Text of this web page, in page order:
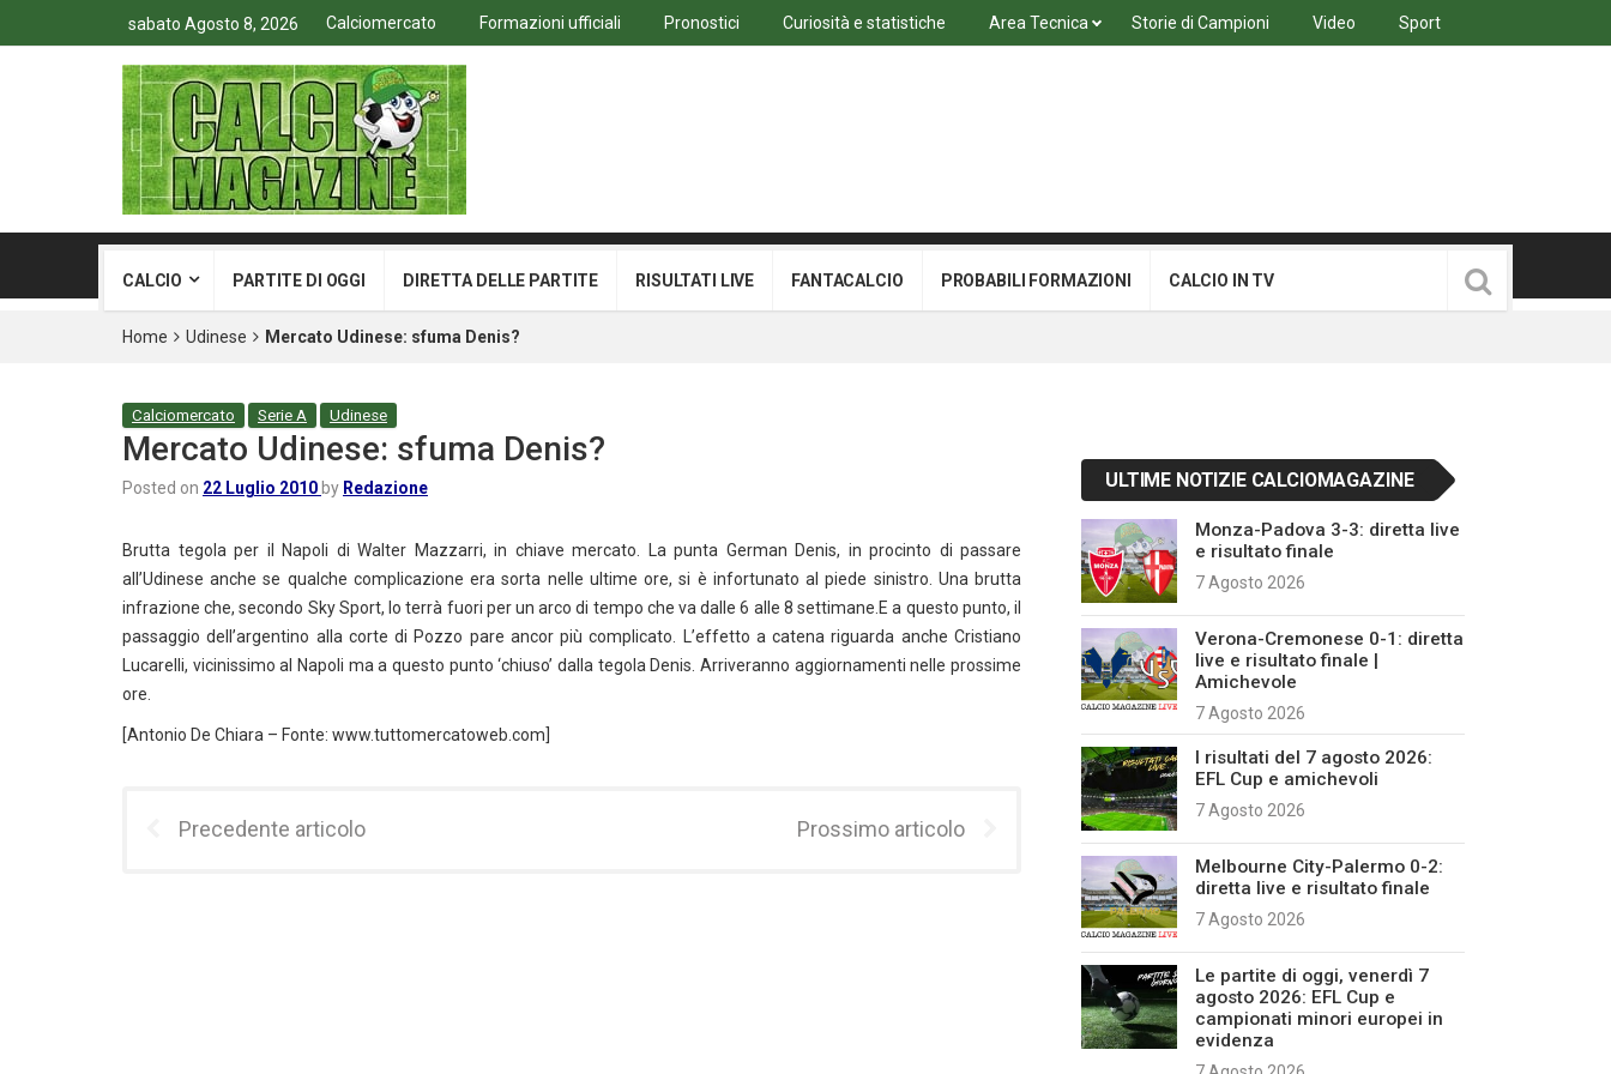
sabato Agosto 8, 2026 Calciomercato Formazioni ufficiali Pronostici Curiosità e statistiche Area Tecnica Storie di Campioni Video Sport
CALCIO PARTITE DI OGGI DIRETTA DELLE PARTITE RISULTATI LIVE FANTACALCIO PROBABILI FORMAZIONI CALCIO IN TV
Home Udinese Mercato Udinese: sfuma Denis?
Calciomercato Serie A Udinese
Mercato Udinese: sfuma Denis?
Posted on 22 Luglio 2010 by Redazione
Brutta tegola per il Napoli di Walter Mazzarri, in chiave mercato. La punta German Denis, in procinto di passare
all’Udinese anche se qualche complicazione era sorta nelle ultime ore, si è infortunato al piede sinistro. Una brutta
infrazione che, secondo Sky Sport, lo terrà fuori per un arco di tempo che va dalle 6 alle 8 settimane.E a questo punto, il
passaggio dell’argentino alla corte di Pozzo pare ancor più complicato. L’effetto a catena riguarda anche Cristiano
Lucarelli, vicinissimo al Napoli ma a questo punto ‘chiuso’ dalla tegola Denis. Arriveranno aggiornamenti nelle prossime
ore.
[Antonio De Chiara – Fonte: www.tuttomercatoweb.com]
Precedente articolo Prossimo articolo
ULTIME NOTIZIE CALCIOMAGAZINE
Monza-Padova 3-3: diretta live
e risultato finale
7 Agosto 2026
Verona-Cremonese 0-1: diretta
live e risultato finale |
Amichevole
7 Agosto 2026
I risultati del 7 agosto 2026:
EFL Cup e amichevoli
7 Agosto 2026
Melbourne City-Palermo 0-2:
diretta live e risultato finale
7 Agosto 2026
Le partite di oggi, venerdì 7
agosto 2026: EFL Cup e
campionati minori europei in
evidenza